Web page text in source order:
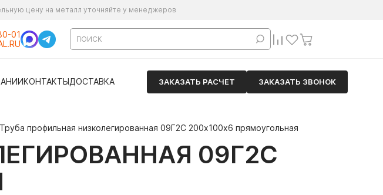
цену на металл уточняйте у менеджеров
01
КОНТАКТЫДОСТАВКА ЗАКАЗАТЬ РАСЧЕТ ЗАКАЗАТЬ ЗВОНОК
Труба профильная низколегированная 09Г2С 200х100х6 прямоугольная
09Г2С